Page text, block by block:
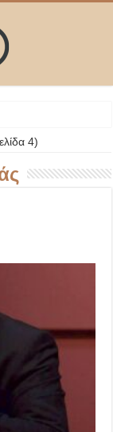
4)